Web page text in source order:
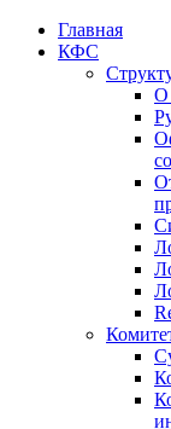
Главная
КФС
О